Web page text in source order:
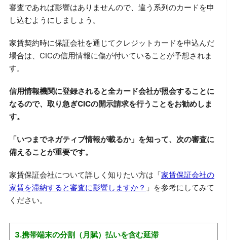
審査であれば影響はありませんので、違う系列のカードを申
し込むようにしましょう。
家賃契約時に保証会社を通じてクレジットカードを申込んだ
場合は、CICの信用情報に傷が付いていることが予想されま
す。
信用情報機関に登録されると全カード会社が照会することに
なるので、取り急ぎCICの開示請求を行うことをお勧めしま
す。
「いつまでネガティブ情報が載るか」を知って、次の審査に
備えることが重要です。
家賃保証会社について詳しく知りたい方は「家賃保証会社の
家賃を滞納すると審査に影響しますか？ 」を参考にしてみて
ください。
3.携帯端末の分割（月賦）払いを含む延滞